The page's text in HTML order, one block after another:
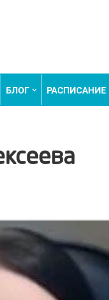
БЛОГ РАСПИСАНИЕ